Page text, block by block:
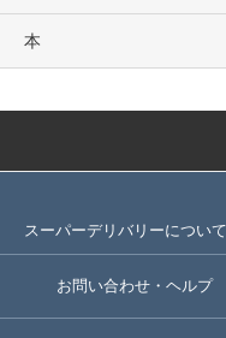
本
スーパーデリバリーについて
お問い合わせ・ヘルプ